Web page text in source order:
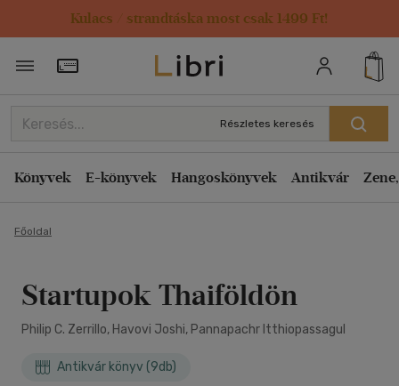
Kulacs / strandtáska most csak 1499 Ft!
Törzsvásárlói Kártya adatai
Részletes keresés
Könyvek E-könyvek Hangoskönyvek Antikvár
Főoldal
Startupok Thaiföldön
Philip C. Zerrillo, Havovi Joshi, Pannapachr Itthiopassagul
Antikvár könyv (9db)